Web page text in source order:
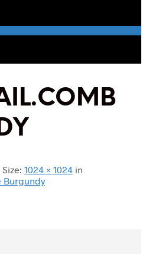
Size: 1024 × 1024 in
Burgundy